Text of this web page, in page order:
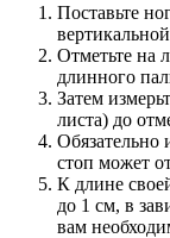
Поставьте
Отметьте на
длинного
Затем
листа) до
Обязательно
стоп может
К длине
до 1 см, в
вам